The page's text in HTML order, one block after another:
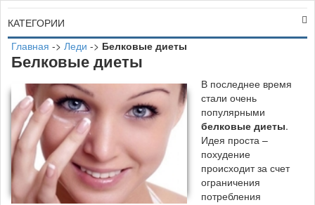
КАТЕГОРИИ
Главная -> Леди -> Белковые диеты
Белковые диеты
В последнее время
стали очень
популярными
белковые диеты.
Идея проста –
похудение
происходит за счет
ограничения
потребления